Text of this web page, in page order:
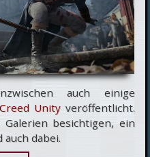
auch einige
Unity veröffentlicht.
besichtigen, ein
auch dabei.